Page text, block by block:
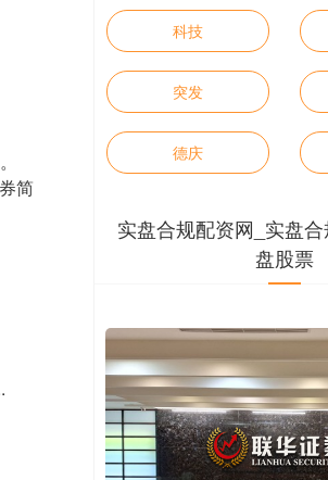
简
科技
突发
德庆
实盘合规配资网_实盘
盘股票